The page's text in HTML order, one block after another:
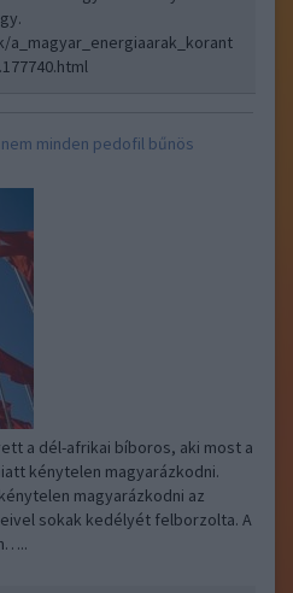
minden pedofil bűnös
a dél-afrikai bíboros, aki most a
kénytelen magyarázkodni.
magyarázkodni az
sokak kedélyét felborzolta. A